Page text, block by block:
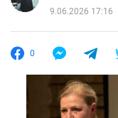
9.06.2026 17:16
0